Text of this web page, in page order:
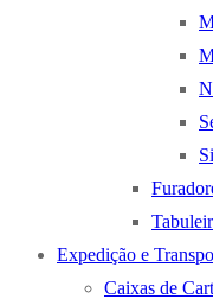
Expedição e
Caixas de